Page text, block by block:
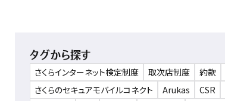
タグから探す
さくらインターネット検定制度 取次店制度 約款
さくらのセキュアモバイルコネクト
Arukas CSR